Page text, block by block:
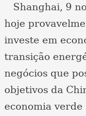
Shanghai, 9
hoje
investe em
transição
negócios que
objetivos da
economia verde